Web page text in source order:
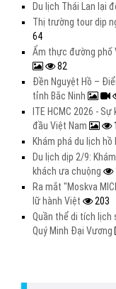
Du lịch Thái Lan lại
Thị trường tour dịp
64
Ẩm thực đường phố
82
Đền Nguyệt Hồ –
tỉnh Bắc Ninh
ITE HCMC 2026 -
đầu Việt Nam
Khám phá du lịch hồ
Du lịch dịp 2/9:
khách ưa chuộng
Ra mắt "Moskva
lữ hành Việt
203
Quần thể di tích lịch
Quý Minh Đại Vương